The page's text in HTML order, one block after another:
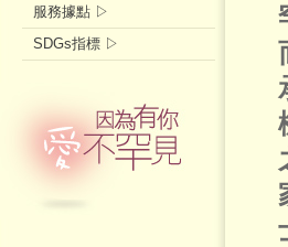
服務據點 ▷
SDGs指標 ▷